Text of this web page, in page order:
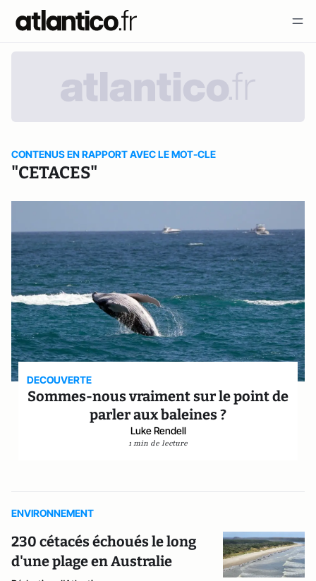
CONTENUS EN RAPPORT AVEC LE MOT-CLE
"CETACES"
DECOUVERTE
Sommes-nous vraiment sur le point de
parler aux baleines ?
Luke Rendell
1 min de lecture
ENVIRONNEMENT
230 cétacés échoués le long
d'une plage en Australie